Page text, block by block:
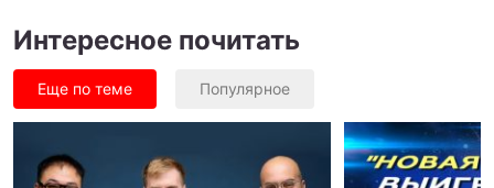
Интересное почитать
Еще по теме Популярное